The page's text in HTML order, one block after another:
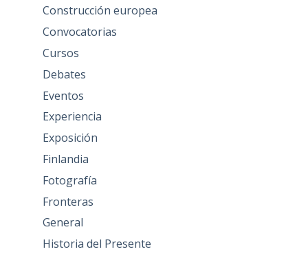
Construcción europea
Convocatorias
Cursos
Debates
Eventos
Experiencia
Exposición
Finlandia
Fotografía
Fronteras
General
Historia del Presente